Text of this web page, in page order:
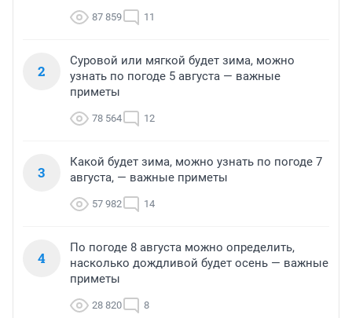
87 859 11
2
Суровой или мягкой будет зима, можно
узнать по погоде 5 августа — важные
приметы
78 564 12
3
Какой будет зима, можно узнать по погоде 7
августа, — важные приметы
57 982 14
4
По погоде 8 августа можно определить,
насколько дождливой будет осень — важные
приметы
28 820 8